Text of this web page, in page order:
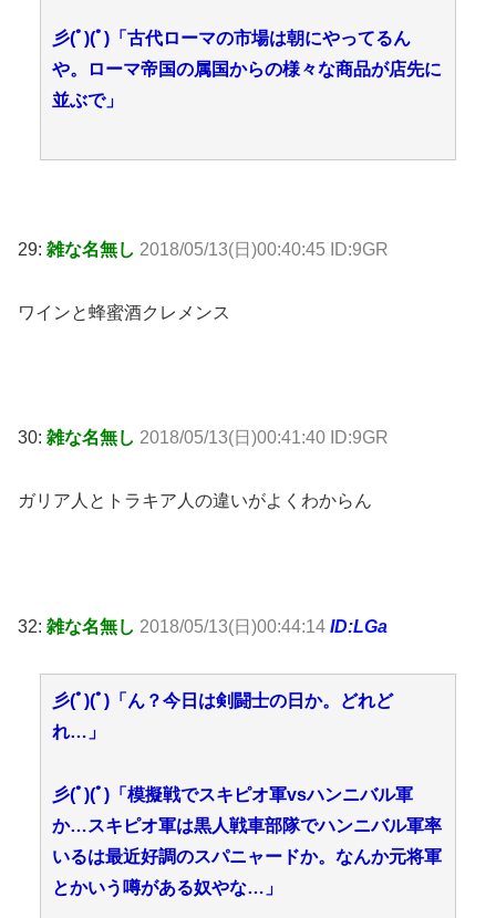
彡(ﾟ)(ﾟ)「古代ローマの市場は朝にやってるん
や。ローマ帝国の属国からの様々な商品が店先に
並ぶで」
29: 雑な名無し 2018/05/13(日)00:40:45 ID:9GR
ワインと蜂蜜酒クレメンス
30: 雑な名無し 2018/05/13(日)00:41:40 ID:9GR
ガリア人とトラキア人の違いがよくわからん
32: 雑な名無し 2018/05/13(日)00:44:14 ID:LGa
彡(ﾟ)(ﾟ)「ん？今日は剣闘士の日か。どれど
れ…」
彡(ﾟ)(ﾟ)「模擬戦でスキピオ軍vsハンニバル軍
か…スキピオ軍は黒人戦車部隊でハンニバル軍率
いるは最近好調のスパニャードか。なんか元将軍
とかいう噂がある奴やな…」